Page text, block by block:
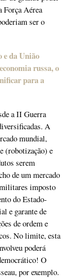
Força Aérea
ser o
e da União
russa, o
para a
a II Guerra
A
mundial,
(robotização) e
serem
de um mercado
imposto
do Estado-
e garante de
de ordem e
No limite, esta
poderá
O
por exemplo.